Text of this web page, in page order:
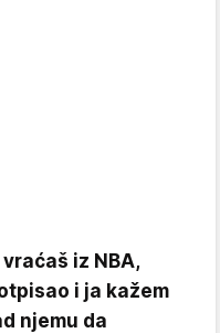
iz NBA,
i ja kažem
njemu da